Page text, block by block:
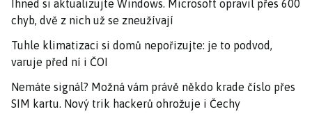
Ihned si aktualizujte Windows. Microsoft opravil přes 600
chyb, dvě z nich už se zneužívají
Tuhle klimatizaci si domů nepořizujte: je to podvod,
varuje před ní i ČOI
Nemáte signál? Možná vám právě někdo krade číslo přes
SIM kartu. Nový trik hackerů ohrožuje i Čechy